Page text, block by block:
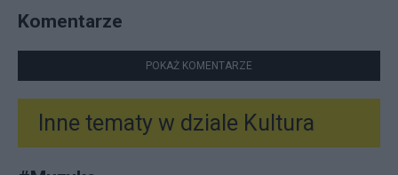
Komentarze
POKAŻ KOMENTARZE
Inne tematy w dziale Kultura